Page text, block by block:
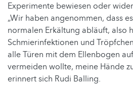
Experimente bewiesen oder
„Wir haben angenommen, dass
normalen Erkältung abläuft, also
Schmierinfektionen und
alle Türen mit dem Ellenbogen
vermeiden wollte, meine Hände
erinnert sich Rudi Balling.